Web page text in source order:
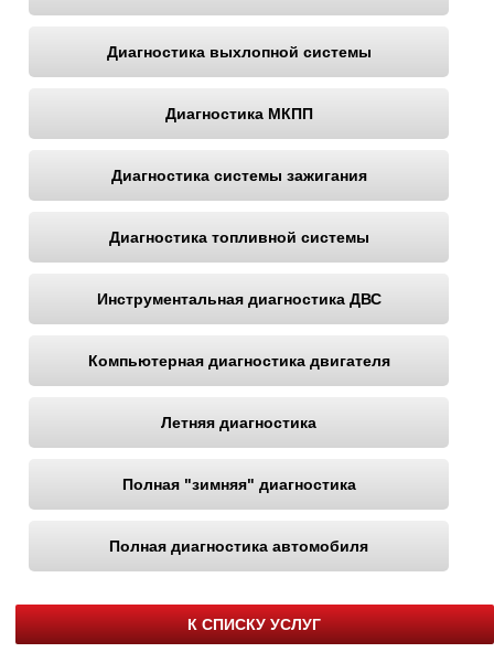
Диагностика выхлопной системы
Диагностика МКПП
Диагностика системы зажигания
Диагностика топливной системы
Инструментальная диагностика ДВС
Компьютерная диагностика двигателя
Летняя диагностика
Полная "зимняя" диагностика
Полная диагностика автомобиля
К СПИСКУ УСЛУГ